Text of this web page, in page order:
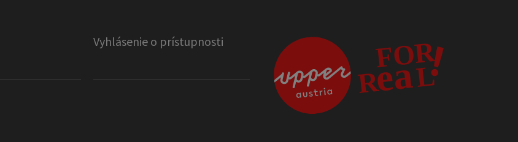
Vyhlásenie o prístupnosti